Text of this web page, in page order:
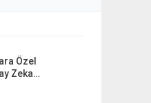
Özel
Zeka…